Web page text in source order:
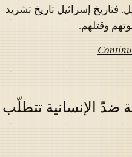
فتاريخ إسرائيل تاريخ تشريد
وقتلهم.
ضدّ الإنسانية تتطلّب